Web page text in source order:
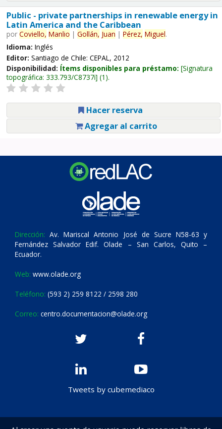
Public - private partnerships in renewable energy in
Latin America and the Caribbean
por Coviello, Manlio | Gollán, Juan | Pérez, Miguel.
Idioma: Inglés
Editor: Santiago de Chile: CEPAL, 2012
Disponibilidad: Ítems disponibles para préstamo: Signatura
topográfica: 333.793/C8737i (1).
Hacer reserva
Agregar al carrito
Dirección: Av. Mariscal Antonio José de Sucre N58-63 y
Fernández Salvador Edif. Olade – San Carlos, Quito –
Ecuador.
Web: www.olade.org
Teléfono: (593 2) 259 8122 / 2598 280
Correo: centro.documentacion@olade.org
Tweets by cubemediaco